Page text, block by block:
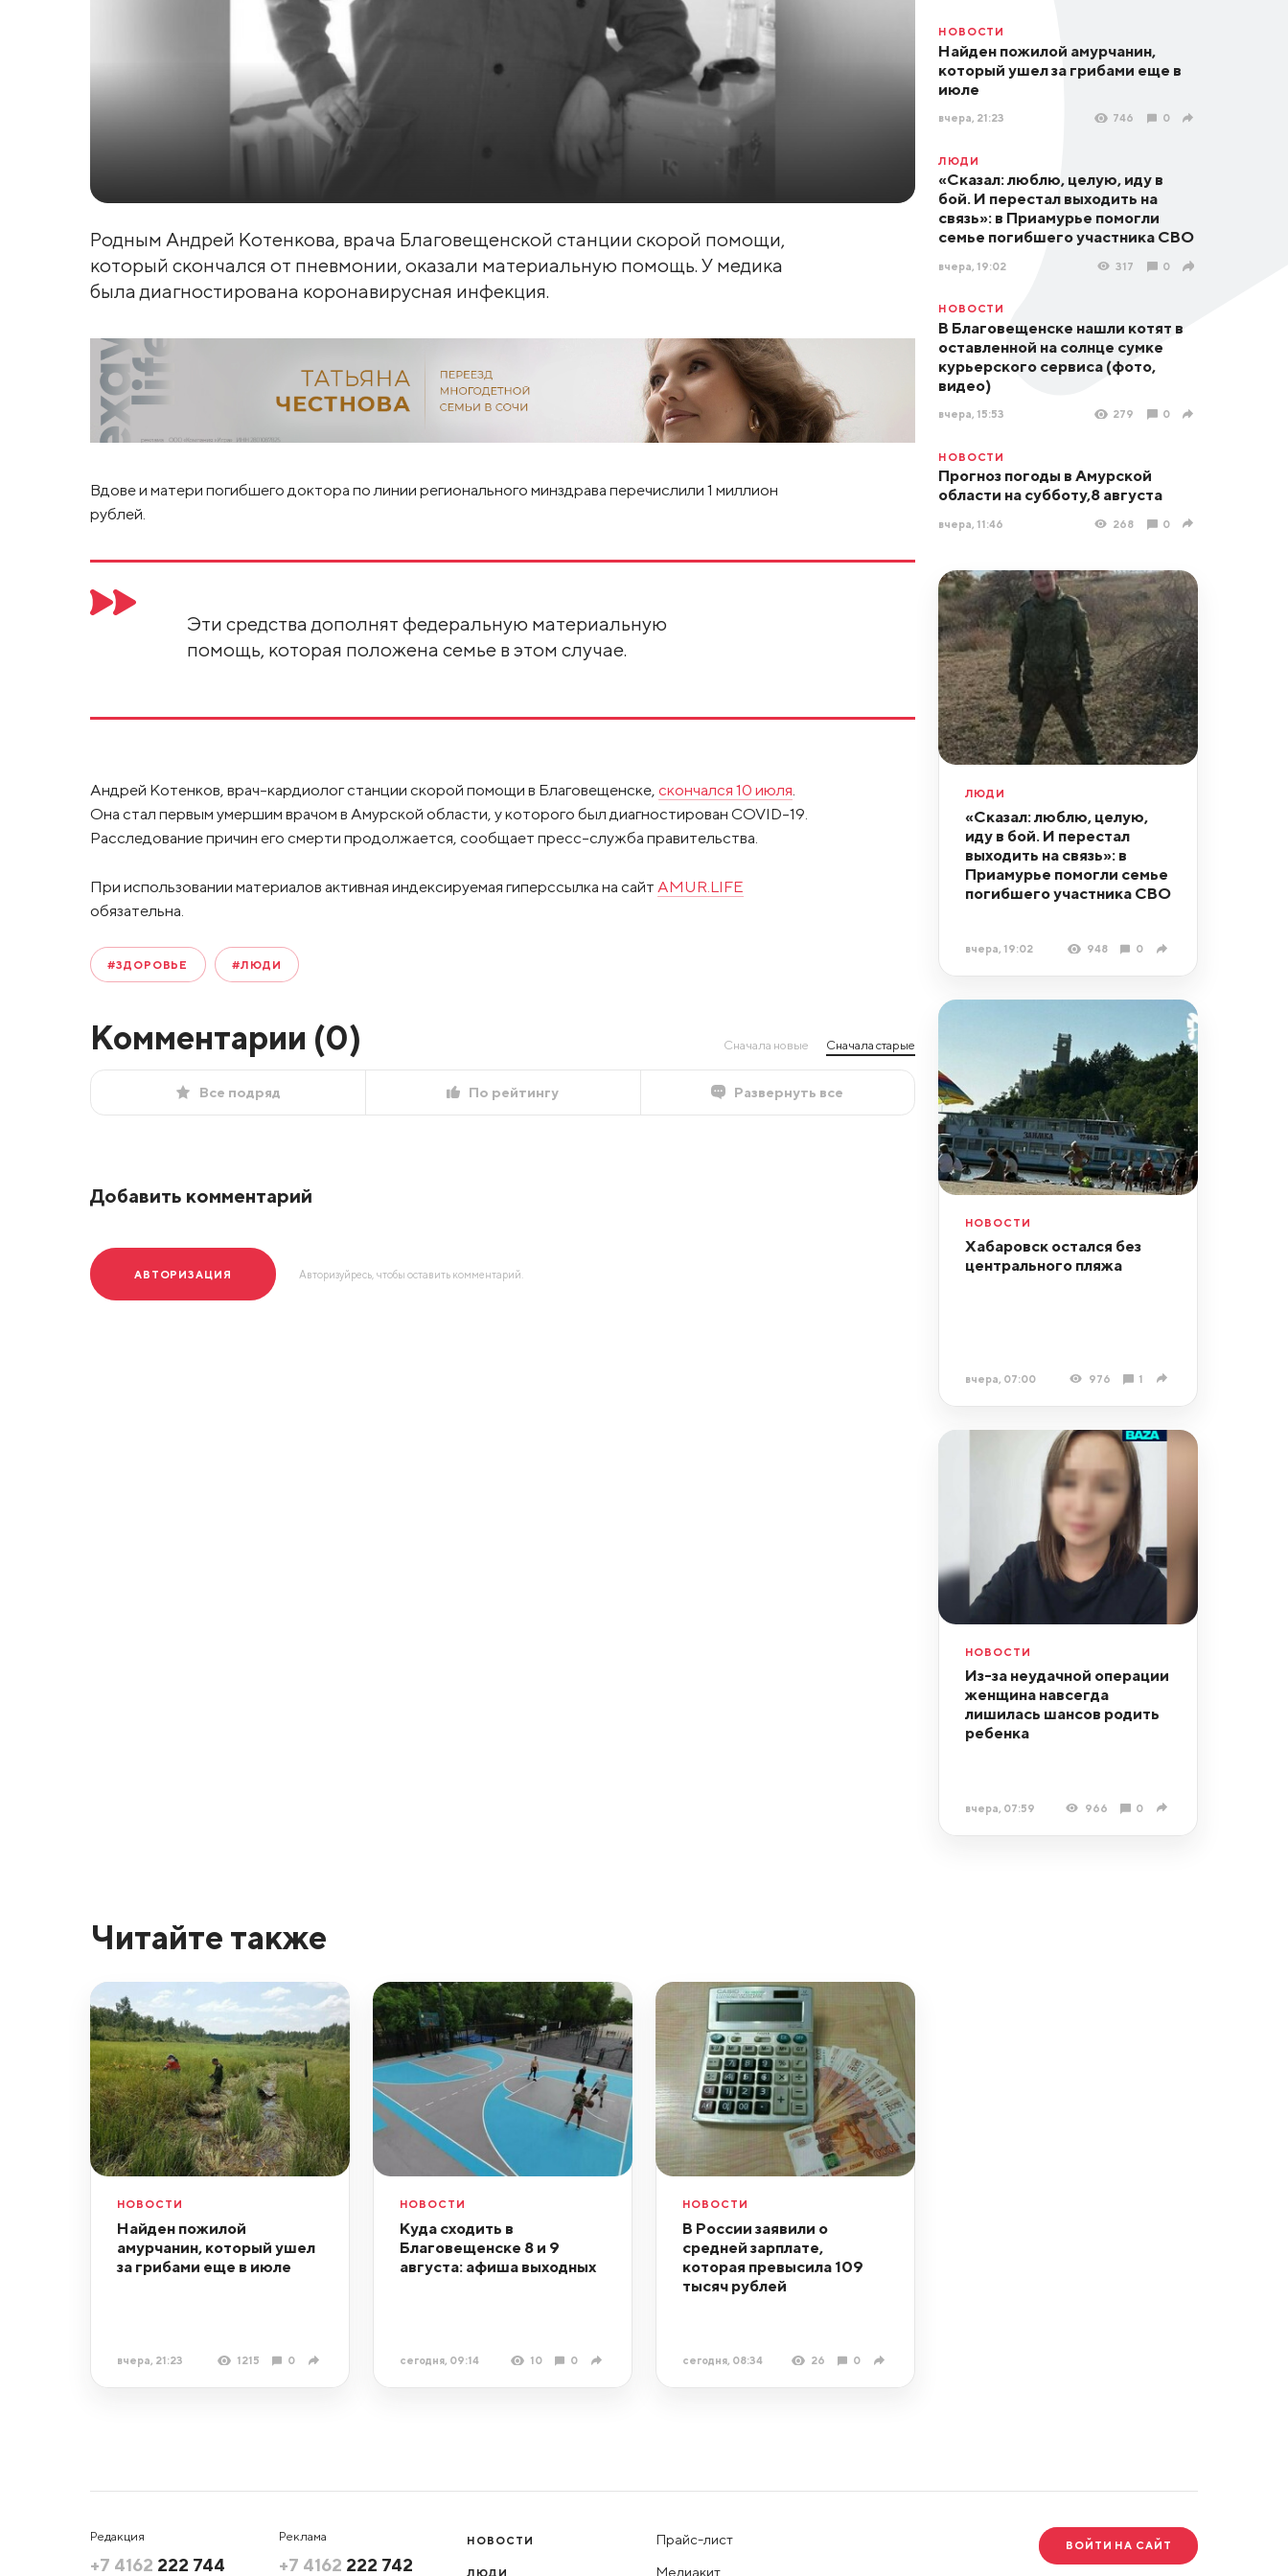
Родным Андрей Котенкова, врача Благовещенской станции скорой помощи,
который скончался от пневмонии, оказали материальную помощь. У медика
была диагностирована коронавирусная инфекция.
Вдове и матери погибшего доктора по линии регионального минздрава перечислили 1 миллион
рублей.
Эти средства дополнят федеральную материальную
помощь, которая положена семье в этом случае.
Андрей Котенков, врач-кардиолог станции скорой помощи в Благовещенске, скончался 10 июля
Она стал первым умершим врачом в Амурской области, у которого был диагностирован COVID-19.
Расследование причин его смерти продолжается, сообщает пресс-служба правительства.
При использовании материалов активная индексируемая гиперссылка на сайт AMUR.LIFE
обязательна.
#ЗДОРОВЬЕ #ЛЮДИ
Комментарии (0) Сначала новые Сначала старые
Все подряд По рейтингу Развернуть все
Добавить комментарий
АВТОРИЗАЦИЯ Авторизуйресь, чтобы оставить комментарий.
НОВОСТИ
Найден пожилой амурчанин,
который ушел за грибами еще в
июле
вчера, 21:23 746 0
ЛЮДИ
«Сказал: люблю, целую, иду в
бой. И перестал выходить на
связь»: в Приамурье помогли
семье погибшего участника СВО
вчера, 19:02 317 0
НОВОСТИ
В Благовещенске нашли котят в
оставленной на солнце сумке
курьерского сервиса (фото,
видео)
вчера, 15:53 279 0
НОВОСТИ
Прогноз погоды в Амурской
области на субботу,8 августа
вчера, 11:46 268 0
ЛЮДИ
«Сказал: люблю, целую,
иду в бой. И перестал
выходить на связь»: в
Приамурье помогли семье
погибшего участника СВО
вчера, 19:02 948 0
НОВОСТИ
Хабаровск остался без
центрального пляжа
вчера, 07:00 976 1
НОВОСТИ
Из-за неудачной операции
женщина навсегда
лишилась шансов родить
ребенка
вчера, 07:59 966 0
Читайте также
НОВОСТИ
Найден пожилой
амурчанин, который ушел
за грибами еще в июле
вчера, 21:23 1215 0
НОВОСТИ
Куда сходить в
Благовещенске 8 и 9
августа: афиша выходных
сегодня, 09:14 10 0
НОВОСТИ
В России заявили о
средней зарплате,
которая превысила 109
тысяч рублей
сегодня, 08:34 26 0
Редакция
+7 4162 222 744
Реклама
+7 4162 222 742
НОВОСТИ
ЛЮДИ
Прайс-лист
Медиакит
ВОЙТИ НА САЙТ